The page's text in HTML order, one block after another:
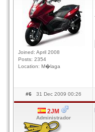
Joined: April 2008
Posts: 2354
Location: M�laga
#6 31 Dec 2009 00:26
2JM
Administrador